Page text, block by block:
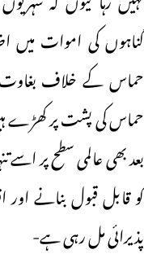
گناہوں کی اموات میں
حماس کے خلاف بغاوت
حماس کی پشت پر کھڑے
بعد بھی عالمی سطح پر اسے
کو قابل قبول بنانے
پذیرائی مل رہی ہے-